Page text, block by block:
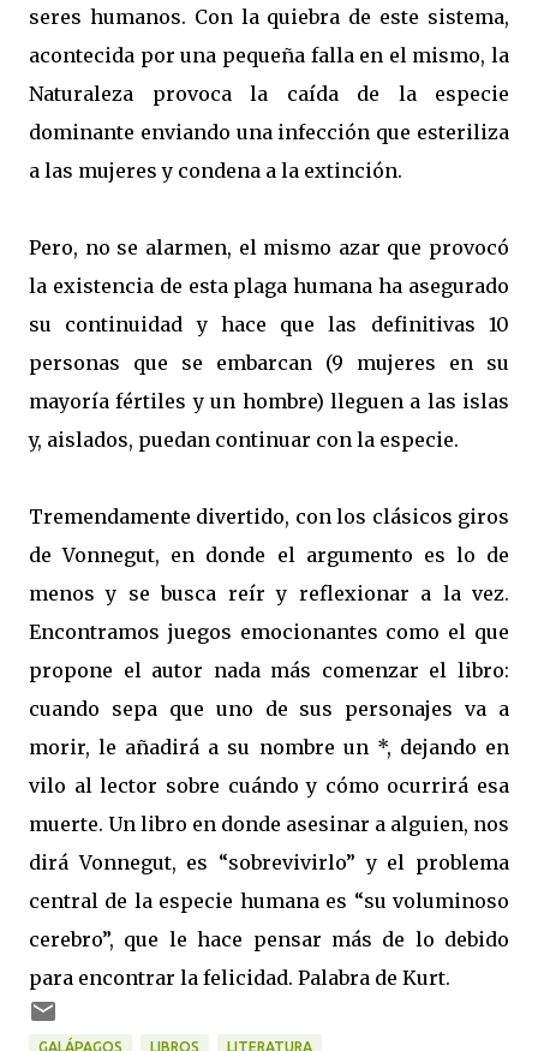
seres humanos. Con la quiebra de este sistema,
acontecida por una pequeña falla en el mismo, la
Naturaleza provoca la caída de la especie
dominante enviando una infección que esteriliza
a las mujeres y condena a la extinción.
Pero, no se alarmen, el mismo azar que provocó
la existencia de esta plaga humana ha asegurado
su continuidad y hace que las definitivas 10
personas que se embarcan (9 mujeres en su
mayoría fértiles y un hombre) lleguen a las islas
y, aislados, puedan continuar con la especie.
Tremendamente divertido, con los clásicos giros
de Vonnegut, en donde el argumento es lo de
menos y se busca reír y reflexionar a la vez.
Encontramos juegos emocionantes como el que
propone el autor nada más comenzar el libro:
cuando sepa que uno de sus personajes va a
morir, le añadirá a su nombre un *, dejando en
vilo al lector sobre cuándo y cómo ocurrirá esa
muerte. Un libro en donde asesinar a alguien, nos
dirá Vonnegut, es “sobrevivirlo” y el problema
central de la especie humana es “su voluminoso
cerebro”, que le hace pensar más de lo debido
para encontrar la felicidad. Palabra de Kurt.
GALÁPAGOS LIBROS LITERATURA